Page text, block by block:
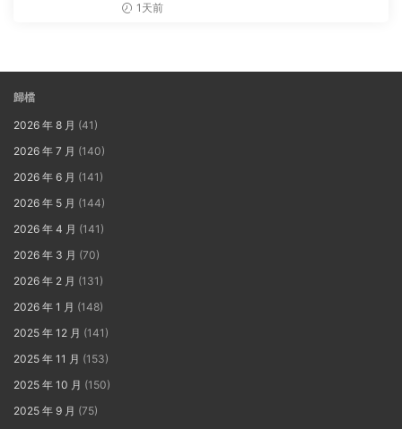
1天前
歸檔
2026 年 8 月 (41)
2026 年 7 月 (140)
2026 年 6 月 (141)
2026 年 5 月 (144)
2026 年 4 月 (141)
2026 年 3 月 (70)
2026 年 2 月 (131)
2026 年 1 月 (148)
2025 年 12 月 (141)
2025 年 11 月 (153)
2025 年 10 月 (150)
2025 年 9 月 (75)